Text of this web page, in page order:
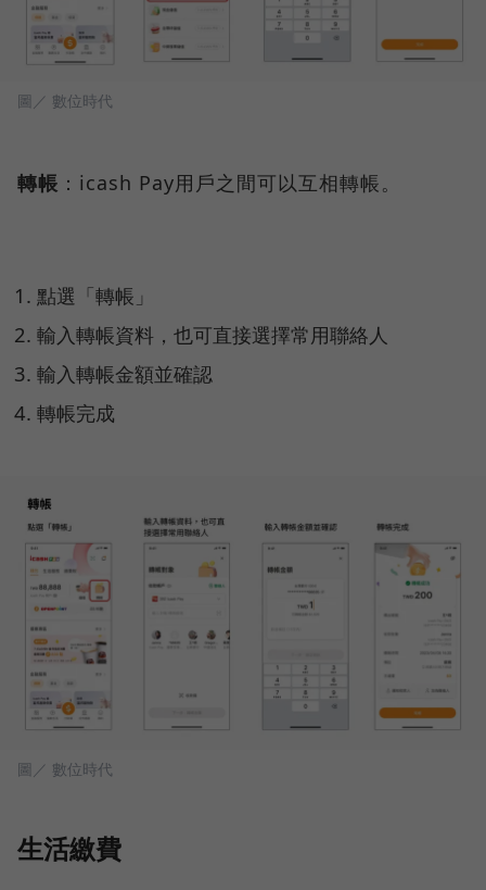
圖／ 數位時代
轉帳 ：icash Pay用戶之間可以互相轉帳。
點選「轉帳」
輸入轉帳資料，也可直接選擇常用聯絡人
輸入轉帳金額並確認
轉帳完成
圖／ 數位時代
生活繳費